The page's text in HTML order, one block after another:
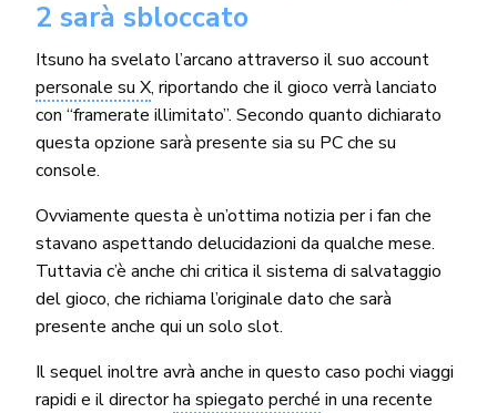
2 sarà sbloccato
Itsuno ha svelato l’arcano attraverso il suo account
personale su X, riportando che il gioco verrà lanciato
con “framerate illimitato”. Secondo quanto dichiarato
questa opzione sarà presente sia su PC che su
console.
Ovviamente questa è un’ottima notizia per i fan che
stavano aspettando delucidazioni da qualche mese.
Tuttavia c’è anche chi critica il sistema di salvataggio
del gioco, che richiama l’originale dato che sarà
presente anche qui un solo slot.
Il sequel inoltre avrà anche in questo caso pochi viaggi
rapidi e il directorha spiegato perché in una recente